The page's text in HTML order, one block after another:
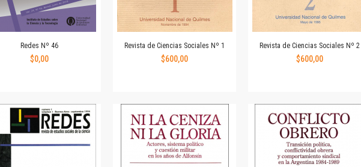
Serie Arte sonoro
Nuevos enfoques en ciencia y tecnología
Publicaciones periódicas
Prismas
Redes Nº 46
$0,00
Revista de Ciencias Sociales Nº 1
$600,00
Revista de Ciencias Sociales Nº 2
$600,00